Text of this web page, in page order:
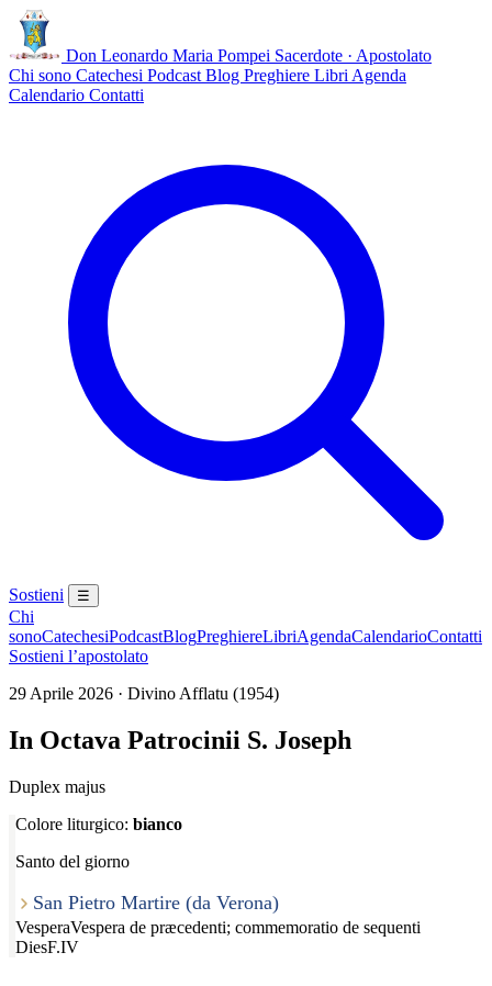
Don Leonardo Maria Pompei Sacerdote · Apostolato
Chi sono Catechesi Podcast Blog Preghiere Libri Agenda
Calendario Contatti
Sostieni ☰
Chi
sonoCatechesiPodcastBlogPreghiereLibriAgendaCalendarioContatti
Sostieni l’apostolato
29 Aprile 2026 · Divino Afflatu (1954)
In Octava Patrocinii S. Joseph
Duplex majus
Colore liturgico: bianco
Santo del giorno
San Pietro Martire (da Verona)
VesperaVespera de præcedenti; commemoratio de sequenti
DiesF.IV